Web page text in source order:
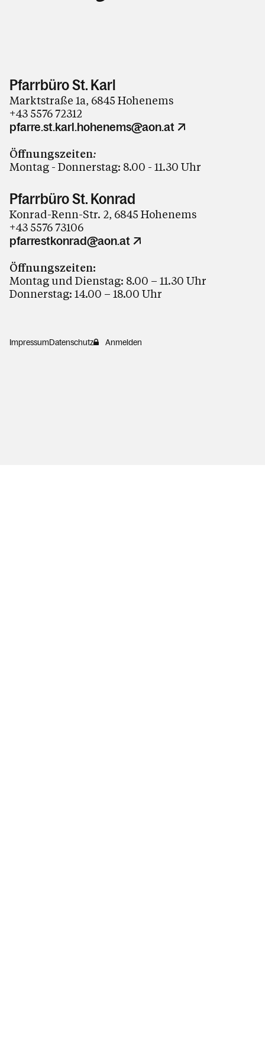
Pfarrbüro St. Karl
Marktstraße 1a, 6845 Hohenems
+43 5576 72312
pfarre.st.karl.hohenems@aon.at
Öffnungszeiten:
Montag - Donnerstag: 8.00 - 11.30 Uhr
Pfarrbüro St. Konrad
Konrad-Renn-Str. 2, 6845 Hohenems
+43 5576 73106
pfarrestkonrad@aon.at
Öffnungszeiten:
Montag und Dienstag: 8.00 – 11.30 Uhr
Donnerstag: 14.00 – 18.00 Uhr
ImpressumDatenschutz Anmelden